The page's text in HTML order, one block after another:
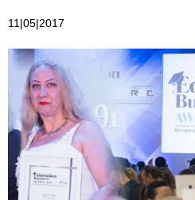
11|05|2017